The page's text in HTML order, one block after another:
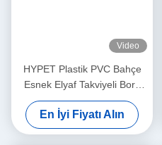
Video
HYPET Plastik PVC Bahçe
Esnek Elyaf Takviyeli Boru
Yapma Makinesi / PVC
Bahçe Hortumu Üretim Hattı
En İyi Fiyatı Alın